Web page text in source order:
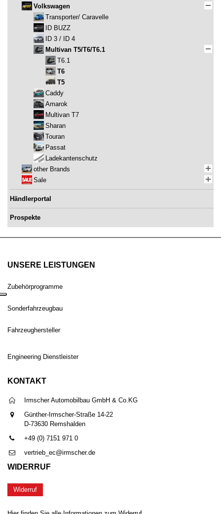
Volkswagen
Transporter/ Caravelle
ID BUZZ
ID 3 / ID 4
Multivan T5/T6/T6.1
T6.1
T6
T5
Caddy
Amarok
Multivan T7
Sharan
Touran
Passat
Ladekantenschutz
other Brands
Sale
Händlerportal
Prospekte
UNSERE LEISTUNGEN
Zubehörprogramme
Sonderfahrzeugbau
Fahrzeughersteller
Engineering Dienstleister
KONTAKT
Irmscher Automobilbau GmbH & Co.KG
Günther-Irmscher-Straße 14-22
D-73630 Remshalden
+49 (0) 7151 971 0
vertrieb_ec@irmscher.de
WIDERRUF
Widerruf